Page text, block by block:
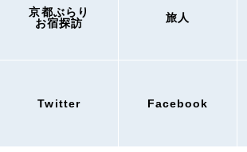
京都ぶらり
お宿探訪
旅人
Twitter Facebook